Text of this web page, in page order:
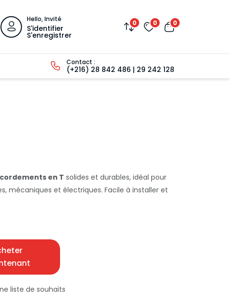
Hello, Invité
S'identifier
S'enregistrer
0 0 0
Contact :
(+216) 28 842 486 | 29 242 128
en T solides et durables, idéal pour
mécaniques et électriques. Facile à installer et
liste de souhaits